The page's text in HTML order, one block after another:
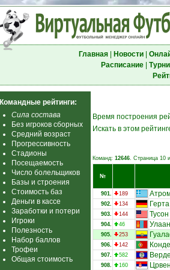
Главная| Новости|
Расписание|
Командные рейтинги:
Сила состава
Без игроков сборных
Средний возраст
Прогрессивность
Стадионы
Посещаемость
Число болельщиков
Базы и строения
Стоимость баз
Деньги в кассе
Заработки и потери
Игроки
Полезность
Набор баллов
Трофеи
Общая стоимость
Время построения
Искать в этом
Команд: 12646. Страница 10
№
901. 189
902.
134 Герта
903.
144 Тусон
904.
46
905.
253
906.
142
907.
582
908.
160